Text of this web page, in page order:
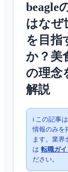
beagle
はなぜ
を目指
か？美
の理念
解説
ℹ️ この記事
情報のみを
ます。業界
は 転職ガイ
ださい。